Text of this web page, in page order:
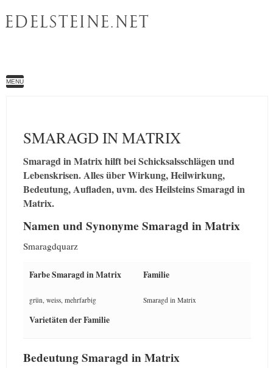
EDELSTEINE.NET
MENU
SMARAGD IN MATRIX
Smaragd in Matrix hilft bei Schicksalsschlägen und
Lebenskrisen. Alles über Wirkung, Heilwirkung,
Bedeutung, Aufladen, uvm. des Heilsteins Smaragd in
Matrix.
Namen und Synonyme Smaragd in Matrix
Smaragdquarz
Farbe Smaragd in Matrix Familie
grün, weiss, mehrfarbig Smaragd in Matrix
Varietäten der Familie
Bedeutung Smaragd in Matrix